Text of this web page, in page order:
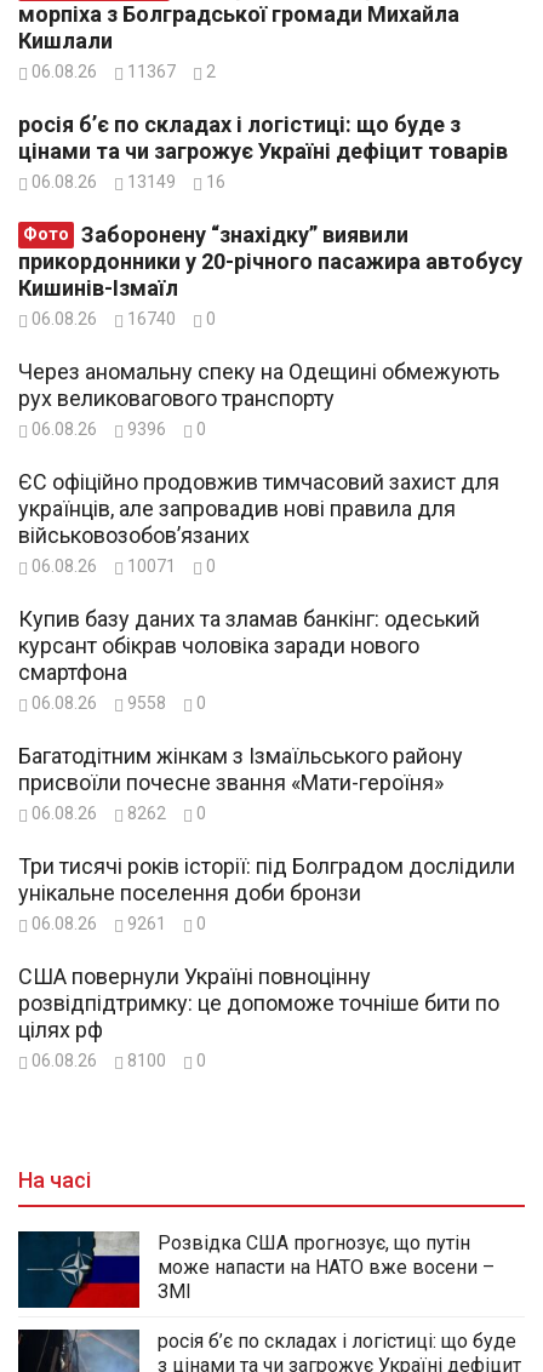
морпіха з Болградської громади Михайла
Кишлали
06.08.26 11367 2
росія б’є по складах і логістиці: що буде з
цінами та чи загрожує Україні дефіцит товарів
06.08.26 13149 16
Фото
прикордонники у 20-річного пасажира автобусу
Кишинів-Ізмаїл
06.08.26 16740 0
Через аномальну спеку на Одещині обмежують
рух великовагового транспорту
06.08.26 9396 0
ЄС офіційно продовжив тимчасовий захист для
українців, але запровадив нові правила для
військовозобов’язаних
06.08.26 10071 0
Купив базу даних та зламав банкінг: одеський
курсант обікрав чоловіка заради нового
смартфона
06.08.26 9558 0
Багатодітним жінкам з Ізмаїльського району
присвоїли почесне звання «Мати-героїня»
06.08.26 8262 0
Три тисячі років історії: під Болградом дослідили
унікальне поселення доби бронзи
06.08.26 9261 0
США повернули Україні повноцінну
розвідпідтримку: це допоможе точніше бити по
цілях рф
06.08.26 8100 0
На часі
Розвідка США прогнозує, що путін
може напасти на НАТО вже восени –
ЗМІ
росія б’є по складах і логістиці: що буде
з цінами та чи загрожує Україні дефіцит